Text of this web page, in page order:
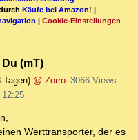
Käufe bei Amazon! |
| Cookie-Einstellungen
(mT)
Tagen) @ Zorro 3066 Views
Werttransporter, der es